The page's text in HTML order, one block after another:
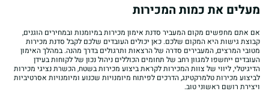
מעלים את כמות המכירות
אם אתם מחפשים מקום המעביר סדנת אימון מכירות במיומנות ובמחירים הוגנים,
קבוצת גישות היא המקום שלכם. כאן יכולים העובדים שלכם לקבל סדנת מכירות
מטובי המרצים, המעבירים סדרה של הרצאות ותרגולים בדרך מהנה. במהלך האימון
העובדים ייחשפו למגוון רחב של תחומים הכוללים ניהול נכון של לקוחות בעידן
הדיגיטלי, ליווי של צוות המכירות לקראת ביצוע מכירות בשטח, הכשרת נציגי מכירות
לביצוע מכירות טלמרקטינג, הדרכים לפיתוח מיומנויות שכנוע ומיומנויות אסרטיביות
ויצירת רושם ראשוני טוב.